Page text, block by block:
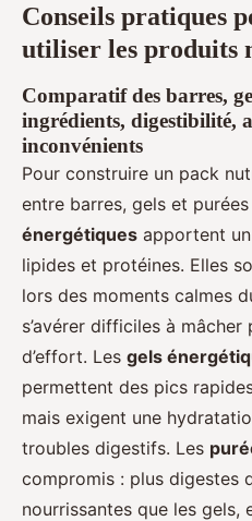
Conseils pratiques
utiliser les produits
Comparatif des barres,
ingrédients, digestibilité,
inconvénients
Pour construire un pack
entre barres, gels et
énergétiques apportent
lipides et protéines. Elles
lors des moments calmes
s’avérer difficiles à
d’effort. Les gels
permettent des pics
mais exigent une
troubles digestifs. Les
compromis : plus digestes
nourrissantes que les